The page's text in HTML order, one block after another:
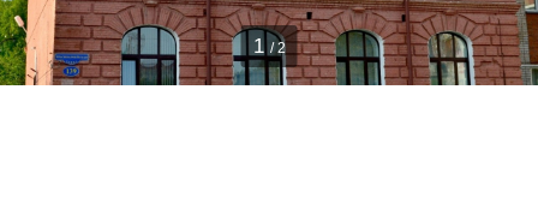
1 / 2